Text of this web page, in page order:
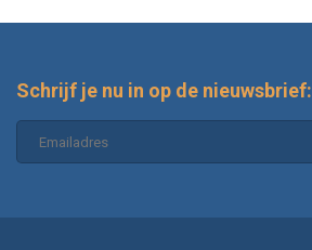
Schrijf je nu in op de nieuwsbrief: